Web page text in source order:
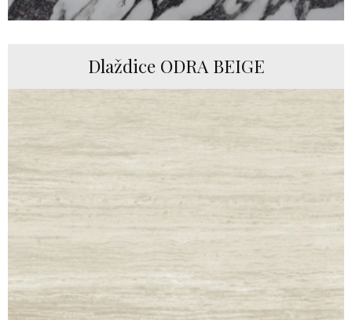
Dlaždice ODRA BEIGE